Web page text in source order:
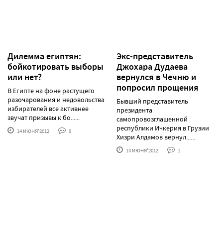
Дилемма египтян:
бойкотировать выборы
или нет?
В Египте на фоне растущего
разочарования и недовольства
избирателей все активнее
звучат призывы к бо......
14 ИЮНЯ'2012 9
Экс-представитель
Джохара Дудаева
вернулся в Чечню и
попросил прощения
Бывший представитель
президента
самопровозглашенной
республики Ичкерия в Грузии
Хизри Алдамов вернул......
14 ИЮНЯ'2012 1